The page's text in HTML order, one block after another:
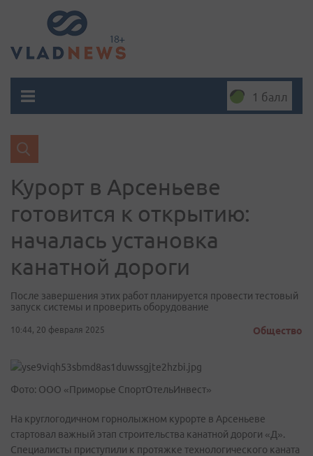
1 балл
Курорт в Арсеньеве
готовится к открытию:
началась установка
канатной дороги
После завершения этих работ планируется провести тестовый
запуск системы и проверить оборудование
10:44, 20 февраля 2025 Общество
Фото: ООО «Приморье СпортОтельИнвест»
На круглогодичном горнолыжном курорте в Арсеньеве
стартовал важный этап строительства канатной дороги «Д».
Специалисты приступили к протяжке технологического каната